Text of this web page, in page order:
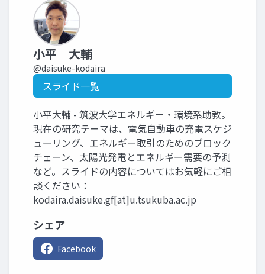
小平 大輔
@daisuke-kodaira
スライド一覧
小平大輔 - 筑波大学エネルギー・環境系助教。
現在の研究テーマは、電気自動車の充電スケジ
ューリング、エネルギー取引のためのブロック
チェーン、太陽光発電とエネルギー需要の予測
など。スライドの内容についてはお気軽にご相
談ください：
kodaira.daisuke.gf[at]u.tsukuba.ac.jp
シェア
Facebook